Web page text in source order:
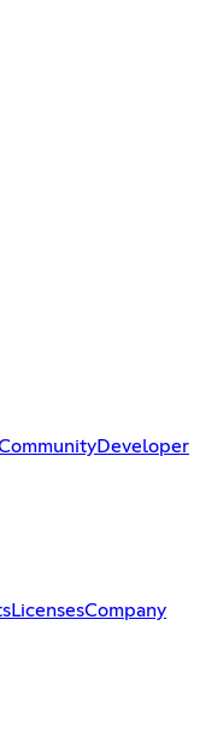
Developer
LicensesCompany